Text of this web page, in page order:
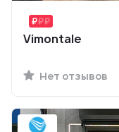
Vimontale
Нет отзывов